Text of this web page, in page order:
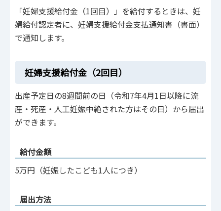
「妊婦支援給付金（1回目）」を給付するときは、妊
婦給付認定者に、妊婦支援給付金支払通知書（書面）
で通知します。
妊婦支援給付金（2回目）
出産予定日の8週間前の日（令和7年4月1日以降に流
産・死産・人工妊娠中絶された方はその日）から届出
ができます。
給付金額
5万円（妊娠したこども1人につき）
届出方法